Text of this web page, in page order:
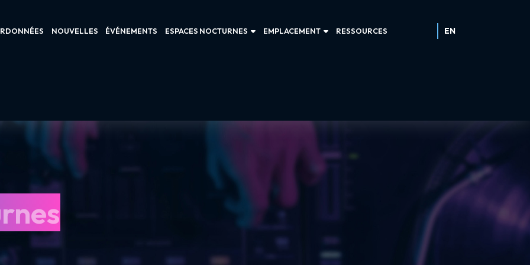
NOUVELLES ÉVÉNEMENTS ESPACES NOCTURNES EMPLACEMENT RESSOURCES EN